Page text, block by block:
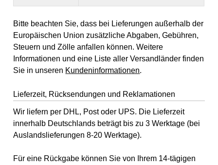
Bitte beachten Sie, dass bei Lieferungen außerhalb der
Europäischen Union zusätzliche Abgaben, Gebühren,
Steuern und Zölle anfallen können. Weitere
Informationen und eine Liste aller Versandländer finden
Sie in unseren Kundeninformationen.
Lieferzeit, Rücksendungen und Reklamationen
Wir liefern per DHL, Post oder UPS. Die Lieferzeit
innerhalb Deutschlands beträgt bis zu 3 Werktage (bei
Auslandslieferungen 8-20 Werktage).
Für eine Rückgabe können Sie von Ihrem 14-tägigen